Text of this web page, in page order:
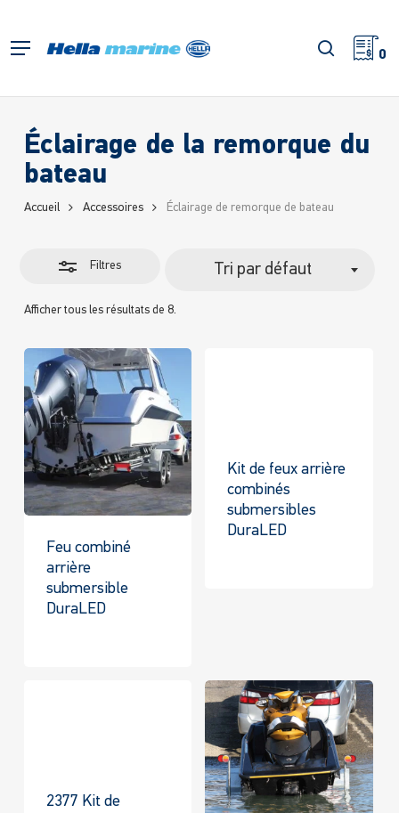
l'accueil
Menu 0
Éclairage de la remorque du
bateau
Accueil Accessoires Éclairage de remorque de bateau
Filtres
Afficher tous les résultats de 8.
Tri par défaut
Fermer
les
Feu combiné
arrière
submersible
DuraLED
Kit de feux arrière
combinés
submersibles
DuraLED
2377 Kit de